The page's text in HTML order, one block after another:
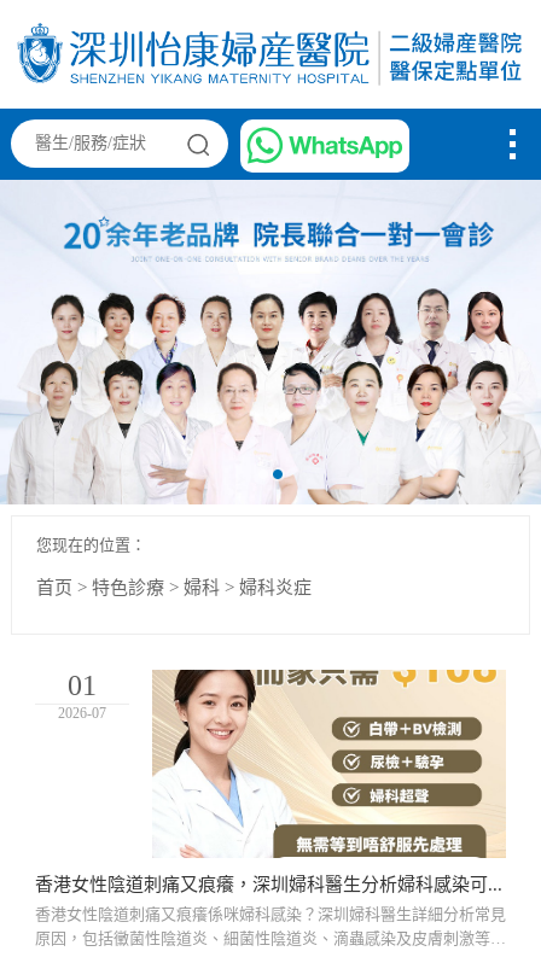
您现在的位置：
首页 > 特色診療> 婦科> 婦科炎症
01
2026-07
香港女性陰道刺痛又痕癢，深圳婦科醫生分析婦科感染可能性
香港女性陰道刺痛又痕癢係咪婦科感染？深圳婦科醫生詳細分析常見
原因，包括黴菌性陰道炎、細菌性陰道炎、滴蟲感染及皮膚刺激等，